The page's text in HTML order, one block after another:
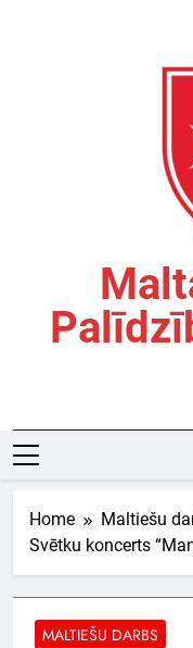
Home
Maltiešu
Svētku koncerts
MALTIEŠU DARBS